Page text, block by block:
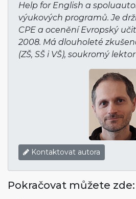
Help for English a
výukových programů. Je
CPE a ocenění Evropský
2008. Má dlouholeté
(ZŠ, SŠ i VŠ), soukromý
Kontaktovat autora
Pokračovat můžete zde: